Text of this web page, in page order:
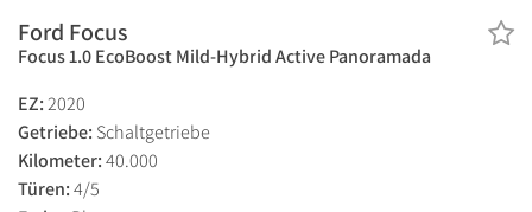
Ford Focus
Focus 1.0 EcoBoost Mild-Hybrid Active Panoramada
EZ:2020
Getriebe: Schaltgetriebe
Kilometer:40.000
Türen:4/5